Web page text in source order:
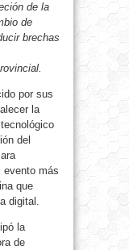
de la
de
brechas
por sus
la
del
evento más
que
digital.
la
de